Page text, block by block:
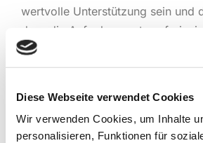
Diese Webseite verwendet Cookies
Wir verwenden Cookies, um Inhalte
personalisieren, Funktionen für
wertvolle Unterstützung sein und
dass die Aufgabe so stressfrei
durchgeführt wird.
Haushaltsauflösungen durchführt,
notwendige Fachwissen und die
Aufgabe sicher und reibungslos